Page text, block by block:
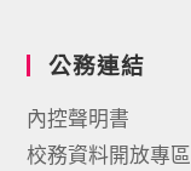
公務連結
內控聲明書
校務資料開放專區